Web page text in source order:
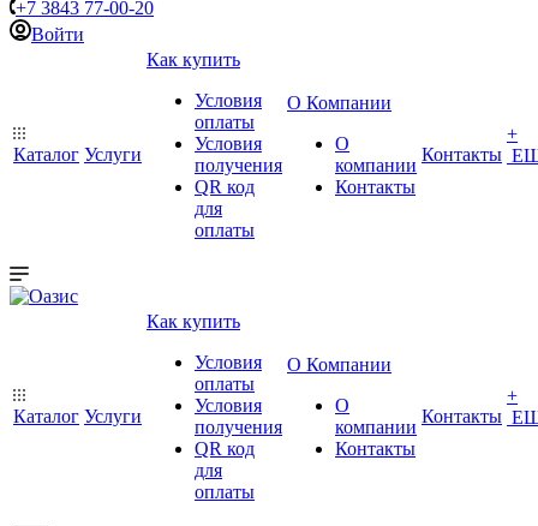
+7 3843 77-00-20
Войти
Каталог Услуги
Как купить
Условия
оплаты
Условия
получения
QR код
для
оплаты
О Компании
О
компании
Контакты
Контакты
+
Каталог Услуги
Как купить
Условия
оплаты
Условия
получения
QR код
для
оплаты
О Компании
О
компании
Контакты
Контакты
+